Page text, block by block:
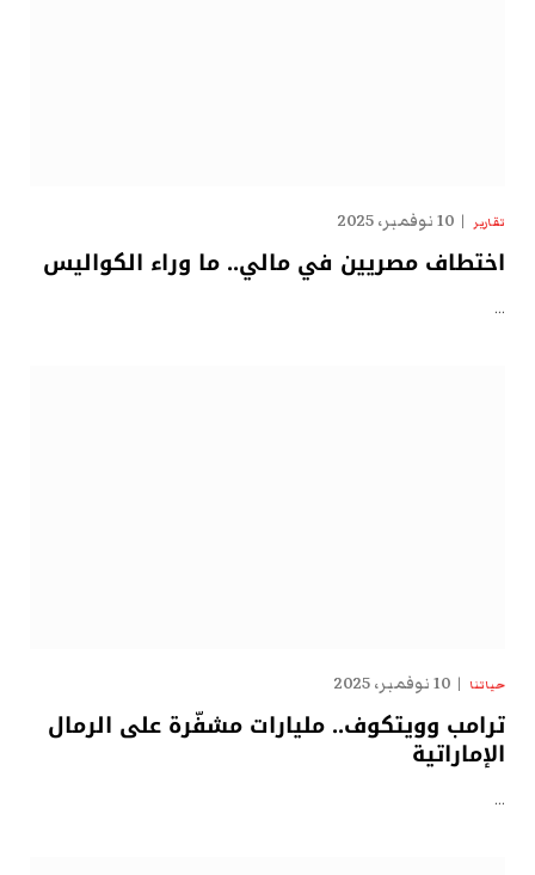
تقارير 10 نوفمبر، 2025
اختطاف مصريين في مالي.. ما وراء الكواليس
…
حياتنا 10 نوفمبر، 2025
ترامب وويتكوف.. مليارات مشفّرة على الرمال
الإماراتية
…